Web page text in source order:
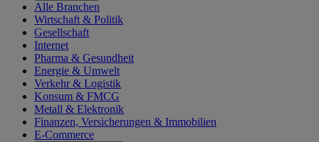
Alle Branchen
Wirtschaft & Politik
Gesellschaft
Internet
Pharma & Gesundheit
Energie & Umwelt
Verkehr & Logistik
Konsum & FMCG
Metall & Elektronik
Finanzen, Versicherungen & Immobilien
E-Commerce